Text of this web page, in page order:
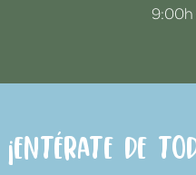
9:00h
¡Entérate de